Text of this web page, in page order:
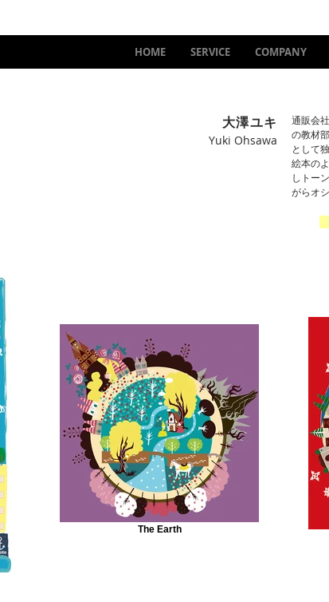
HOME SERVICE COMPANY
大澤ユキ
Yuki Ohsawa
通販会
の教材
として
絵本の
しトー
がらオ
The Earth